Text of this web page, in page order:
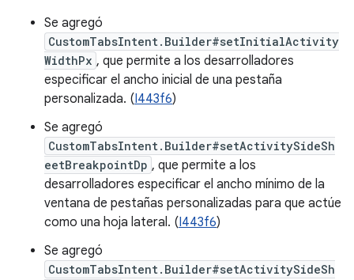
Se agregó
CustomTabsIntent.Builder#setInitialActivity
WidthPx , que permite a los desarrolladores
especificar el ancho inicial de una pestaña
personalizada. (I443f6)
Se agregó
CustomTabsIntent.Builder#setActivitySideSh
eetBreakpointDp , que permite a los
desarrolladores especificar el ancho mínimo de la
ventana de pestañas personalizadas para que actúe
como una hoja lateral. (I443f6)
Se agregó
CustomTabsIntent.Builder#setActivitySideSh